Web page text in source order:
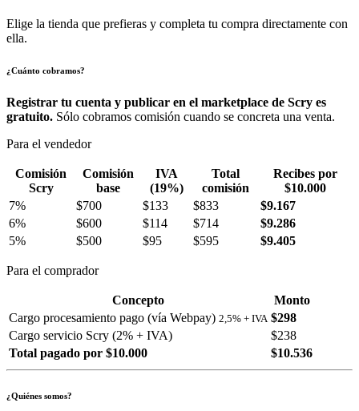
Elige la tienda que prefieras y completa tu compra directamente con
ella.
¿Cuánto cobramos?
Registrar tu cuenta y publicar en el marketplace de Scry es
gratuito. Sólo cobramos comisión cuando se concreta una venta.
Para el vendedor
Comisión
Scry
Comisión
base
IVA
(19%)
Total
comisión
Recibes por
$10.000
7%
$700 $133 $833
$9.167
6%
$600 $114 $714
$9.286
5%
$500 $95 $595 $9.405
Para el comprador
Concepto
Monto
Cargo procesamiento pago (vía Webpay) 2,5% + IVA $298
Cargo servicio Scry (2% + IVA)
$238
Total pagado por $10.000
$10.536
¿Quiénes somos?